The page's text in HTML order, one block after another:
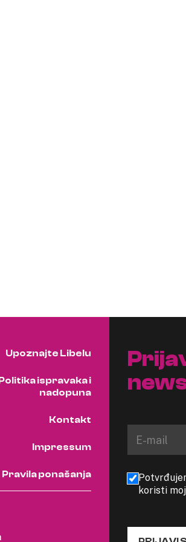
Upoznajte Libelu
ispravaka i
nadopuna
Kontakt
Impressum
Pravila ponašanja
koristi